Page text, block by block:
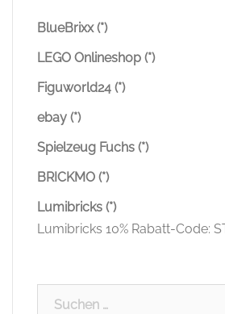
BlueBrixx (*)
LEGO Onlineshop (*)
Figuworld24 (*)
ebay (*)
Spielzeug Fuchs (*)
BRICKMO (*)
Lumibricks (*)
Lumibricks 10% Rabatt-Code: